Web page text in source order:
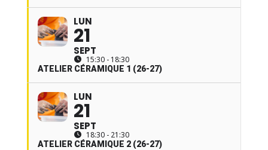
LUN
21
SEPT
15:30 - 18:30
ATELIER CÉRAMIQUE 1 (26-27)
LUN
21
SEPT
18:30 - 21:30
ATELIER CÉRAMIQUE 2 (26-27)